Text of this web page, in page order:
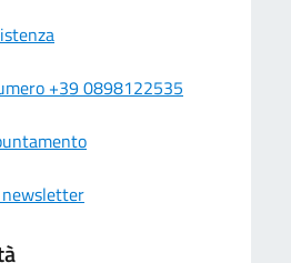
+39 0898122535